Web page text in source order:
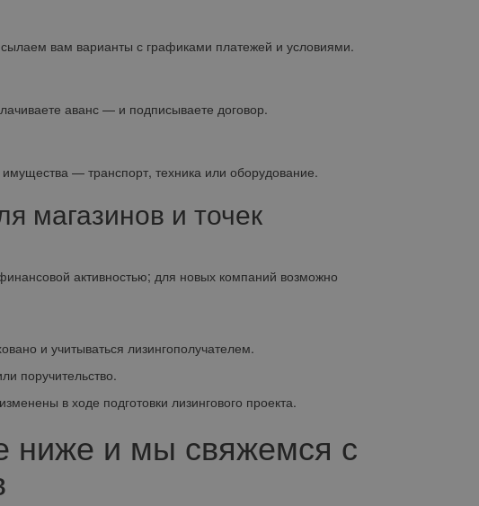
вам варианты с графиками платежей и условиями.
аванс — и подписываете договор.
— транспорт, техника или оборудование.
магазинов и точек
активностью; для новых компаний возможно
и учитываться лизингополучателем.
поручительство.
в ходе подготовки лизингового проекта.
ниже и мы свяжемся с